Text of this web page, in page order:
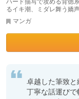
るイキ潮、ミダレ舞う嬌
マンガ
卓越した筆致
丁寧な話運びで